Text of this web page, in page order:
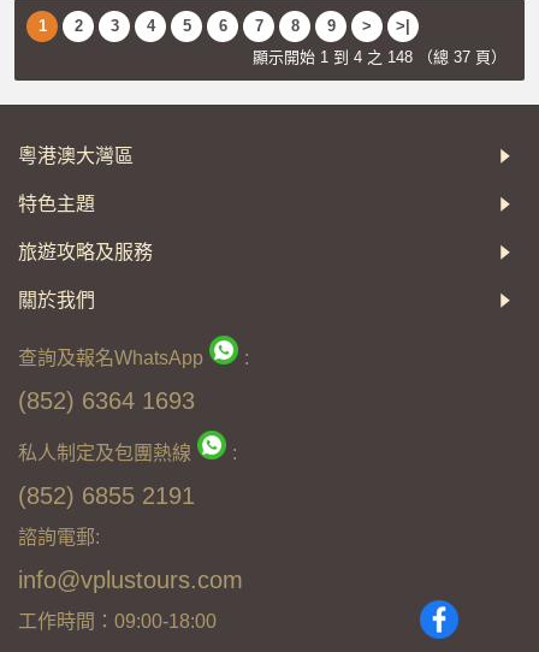
1 2 3 4 5 6 7 8 9 >
>|
顯示開始 1 到 4 之 148 （總 37 頁）
粵港澳大灣區
特色主題
旅遊攻略及服務
關於我們
查詢及報名WhatsApp :
(852) 6364 1693
私人制定及包團熱線 :
(852) 6855 2191
諮詢電郵:
info@vplustours.com
工作時間：09:00-18:00